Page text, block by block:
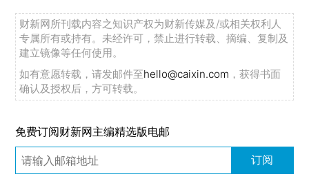
财新网所刊载内容之知识产权为财新传媒及/或相关权利人
专属所有或持有。未经许可，禁止进行转载、摘编、复制及
建立镜像等任何使用。
如有意愿转载，请发邮件至hello@caixin.com ，获得书面
确认及授权后，方可转载。
免费订阅财新网主编精选版电邮
订阅